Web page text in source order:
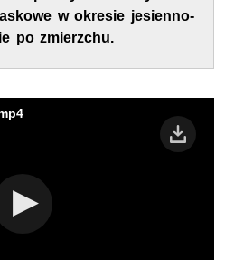
w okresie jesienno-
po zmierzchu.